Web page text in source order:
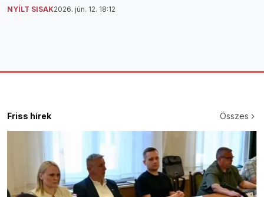
NYÍLT SISAK2026. jún. 12. 18:12
Friss hírek Összes